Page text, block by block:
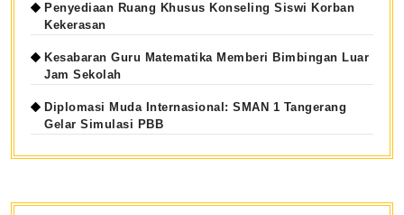
Penyediaan Ruang Khusus Konseling Siswi Korban
Kekerasan
Kesabaran Guru Matematika Memberi Bimbingan Luar
Jam Sekolah
Diplomasi Muda Internasional: SMAN 1 Tangerang
Gelar Simulasi PBB